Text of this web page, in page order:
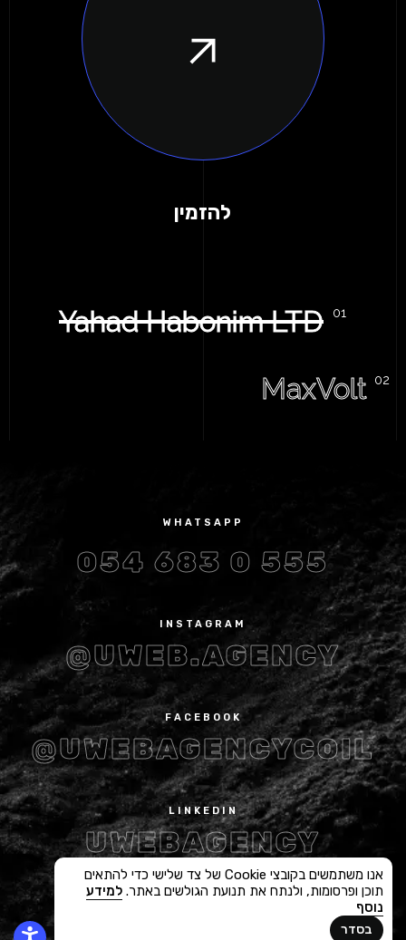
להזמין
Yahad Habonim LTD
MaxVolt
WHATSAPP
054 683 0 555
INSTAGRAM
@UWEB.AGENCY
FACEBOOK
@UWEBAGENCYCOIL
LINKEDIN
UWEBAGENCY
אנו משתמשים בקובצי Cookie של צד שלישי כדי להתאים
תוכן ופרסומות, ולנתח את תנועת הגולשים באתר. למידע
נוסף
בסדר